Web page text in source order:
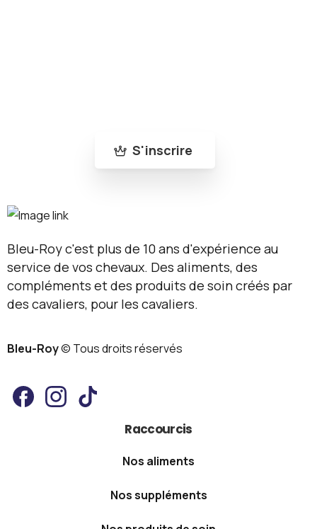
S'inscrire
Raccourcis
Nos aliments
Nos suppléments